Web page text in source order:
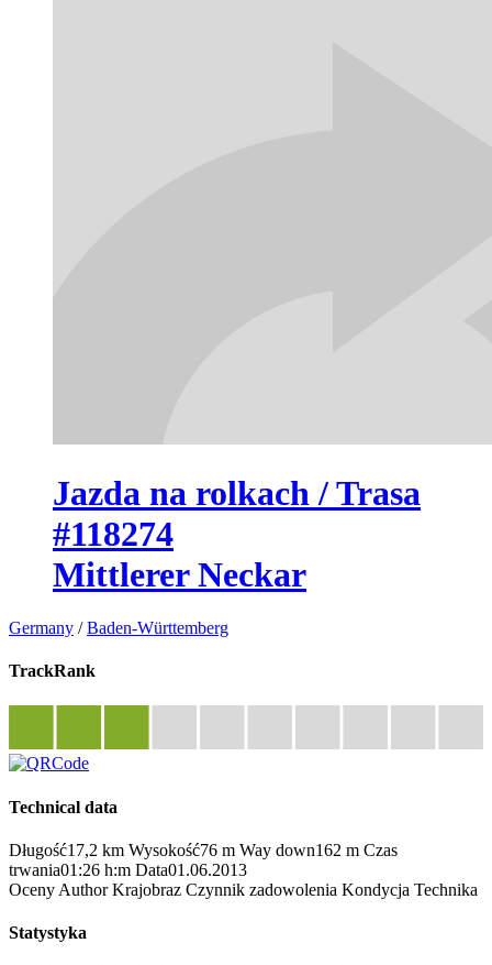
Jazda na rolkach / Trasa
#118274
Mittlerer Neckar
Germany /Baden-Württemberg
TrackRank
Technical data
Długość17,2 km Wysokość76 m Way down162 m Czas
trwania01:26 h:m Data01.06.2013
Oceny Author Krajobraz Czynnik zadowolenia Kondycja Technika
Statystyka